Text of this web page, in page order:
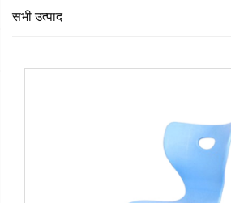
सभी उत्पाद